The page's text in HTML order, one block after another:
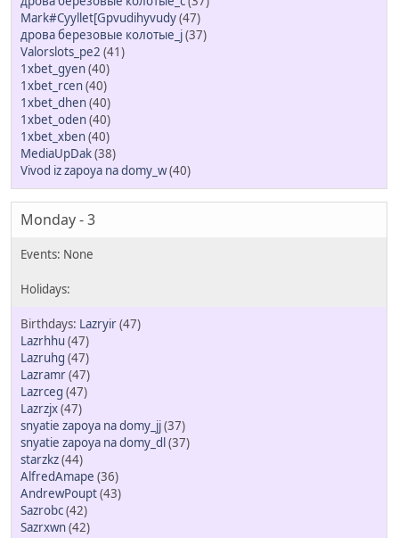
Mark#Cyyllet[Gpvudihyvudy(47)
дрова березовые колотые_j(37)
Valorslots_pe2 (41)
1xbet_gyen(40)
1xbet_rcen(40)
1xbet_dhen(40)
1xbet_oden(40)
1xbet_xben(40)
MediaUpDak(38)
Vivod iz zapoya na domy_w(40)
Monday - 3
Lazryir(47)
Lazrhhu (47)
Lazruhg (47)
Lazramr(47)
Lazrceg (47)
Lazrzjx(47)
snyatie zapoya na domy_jj(37)
snyatie zapoya na domy_dl(37)
starzkz(44)
AlfredAmape (36)
AndrewPoupt(43)
Sazrobc(42)
Sazrxwn(42)